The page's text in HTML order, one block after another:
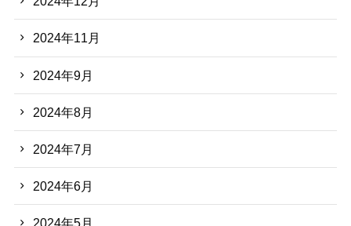
2024年11月
2024年9月
2024年8月
2024年7月
2024年6月